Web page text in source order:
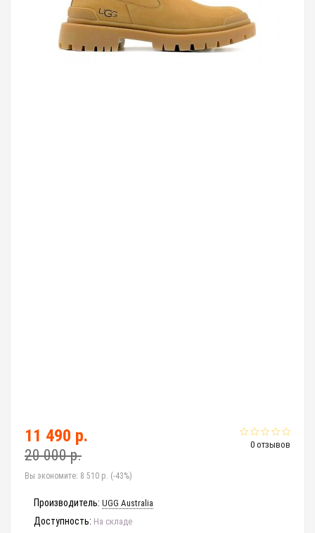
0 отзывов
11 490 р.
20 000 р.
Вы экономите: 8 510 р. (-43%)
Производитель: UGG Australia
Доступность: На складе